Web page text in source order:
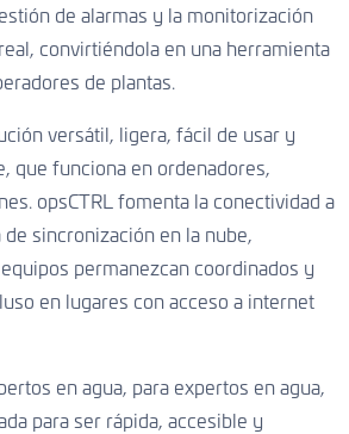
de alarmas y la monitorización
convirtiéndola en una herramienta
de plantas.
versátil, ligera, fácil de usar y
que funciona en ordenadores,
opsCTRL fomenta la conectividad a
sincronización en la nube,
permanezcan coordinados y
en lugares con acceso a internet
en agua, para expertos en agua,
para ser rápida, accesible y